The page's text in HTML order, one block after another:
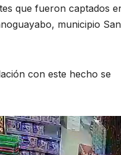
que fueron captados
municipio
con este hecho se